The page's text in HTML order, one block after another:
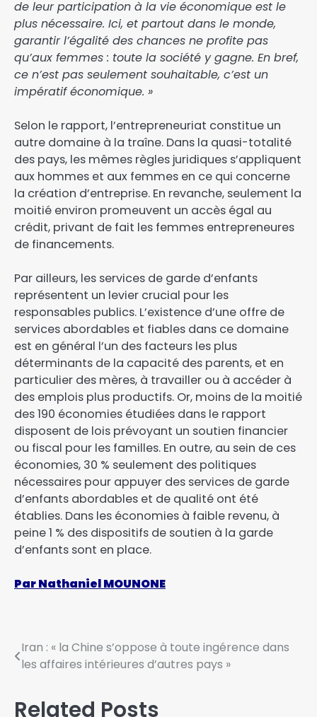
de leur participation à la vie économique est le
plus nécessaire. Ici, et partout dans le monde,
garantir l’égalité des chances ne profite pas
qu’aux femmes : toute la société y gagne. En bref,
ce n’est pas seulement souhaitable, c’est un
impératif économique. »
Selon le rapport, l’entrepreneuriat constitue un
autre domaine à la traîne. Dans la quasi-totalité
des pays, les mêmes règles juridiques s’appliquent
aux hommes et aux femmes en ce qui concerne
la création d’entreprise. En revanche, seulement la
moitié environ promeuvent un accès égal au
crédit, privant de fait les femmes entrepreneures
de financements.
Par ailleurs, les services de garde d’enfants
représentent un levier crucial pour les
responsables publics. L’existence d’une offre de
services abordables et fiables dans ce domaine
est en général l’un des facteurs les plus
déterminants de la capacité des parents, et en
particulier des mères, à travailler ou à accéder à
des emplois plus productifs. Or, moins de la moitié
des 190 économies étudiées dans le rapport
disposent de lois prévoyant un soutien financier
ou fiscal pour les familles. En outre, au sein de ces
économies, 30 % seulement des politiques
nécessaires pour appuyer des services de garde
d’enfants abordables et de qualité ont été
établies. Dans les économies à faible revenu, à
peine 1 % des dispositifs de soutien à la garde
d’enfants sont en place.
Par Nathaniel MOUNONE
Iran : « la Chine s’oppose à toute ingérence dans
les affaires intérieures d’autres pays »
Related Posts